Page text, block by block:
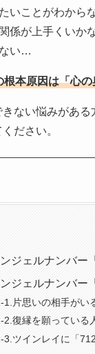
いことがわから
係が上手くいか
い…
根本原因は「心
ない悩みがある
ださい。
ジェルナンバー
ジェルナンバー
1.片思いの相手がい
2.復縁を願っている
3.ツインレイに「